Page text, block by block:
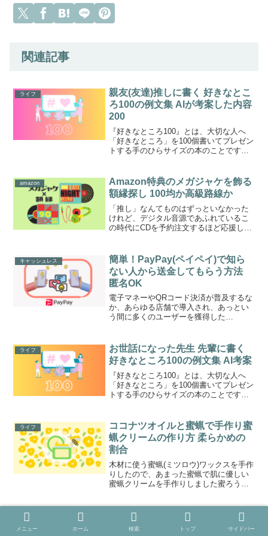
関連記事
ライフ
親友(友達)推しに書く 好きなとこ
ろ100の例文集 AIが考案した内容
200
『好きなところ100』とは、大切な人へ
「好きなところ」を100個書いてプレゼン
トする手のひらサイズの本のことです好
かわいいシールやカラフルなペンを用意
して、相手のこ...
amazon
Amazon特典のメガジャケを飾る
額縁探し 100均か高級路線か
「推し」なんてものはずっといなかった
けれど、デジタル音源であふれているこ
の時代にCDを予約注文するほど応援した
いたはずが、まさかCDを買うとは自分で
も驚きです十数年ぶり...
キャッシュレス
簡単！PayPay(ペイペイ)で知ら
ない人から送金してもらう方法
匿名OK
電子マネーやQRコード決済が普及するな
か、あらゆる店舗で導入され、あっとい
う間に多くのユーザーを獲得した
決済と言われていますPayPayはどんどん
使い勝...
ライフ
お世話になった先生 先輩に書く
好きなところ100の例文集 AI考案
『好きなところ100』とは、大切な人へ
「好きなところ」を100個書いてプレゼン
トする手のひらサイズの本のことです好
シールやカラフルなペンを用意して、相
手のことを思い...
ライフ
ココナツオイルと蜜蝋で手作り蜜
蝋クリームの作り方 柔らかめの
割合
木材に使う蜜蝋(ミツロウ)ワックスを手作
りしたので、あまった蜜蝋で肌に優しい
蜜蝋クリームを手作りしました蜜ろうク
言われています基本材料はオイルと蜜蝋
の2つだけどちらもネ...
みんなパソコンで何をしている
の？知らないともったいないPC
メニュー ホーム 検索 トップ サイドバー